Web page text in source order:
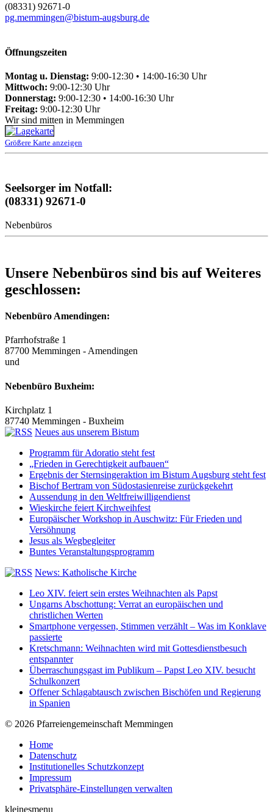
(08331) 92671-0
pg.memmingen@bistum-augsburg.de
Öffnungszeiten
Montag u. Dienstag: 9:00-12:30 • 14:00-16:30 Uhr
Mittwoch: 9:00-12:30 Uhr
Donnerstag: 9:00-12:30 • 14:00-16:30 Uhr
Freitag: 9:00-12:30 Uhr
Wir sind mitten in Memmingen
Größere Karte anzeigen
Seelsorger im Notfall:
(08331) 92671-0
Nebenbüros
Unsere Nebenbüros sind bis auf Weiteres
geschlossen:
Nebenbüro Amendingen:
Pfarrhofstraße 1
87700 Memmingen - Amendingen
und
Nebenbüro Buxheim:
Kirchplatz 1
87740 Memmingen - Buxheim
Neues aus unserem Bistum
Programm für Adoratio steht fest
„Frieden in Gerechtigkeit aufbauen“
Ergebnis der Sternsingeraktion im Bistum Augsburg steht fest
Bischof Bertram von Südostasienreise zurückgekehrt
Aussendung in den Weltfreiwilligendienst
Wieskirche feiert Kirchweihfest
Europäischer Workshop in Auschwitz: Für Frieden und
Versöhnung
Jesus als Wegbegleiter
Buntes Veranstaltungsprogramm
News: Katholische Kirche
Leo XIV. feiert sein erstes Weihnachten als Papst
Ungarns Abschottung: Verrat an europäischen und
christlichen Werten
Smartphone vergessen, Stimmen verzählt – Was im Konklave
passierte
Kretschmann: Weihnachten wird mit Gottesdienstbesuch
entspannter
Überraschungsgast im Publikum – Papst Leo XIV. besucht
Schulkonzert
Offener Schlagabtausch zwischen Bischöfen und Regierung
in Spanien
© 2026 Pfarreiengemeinschaft Memmingen
Home
Datenschutz
Institutionelles Schutzkonzept
Impressum
Privatsphäre-Einstellungen verwalten
kleinesmenu